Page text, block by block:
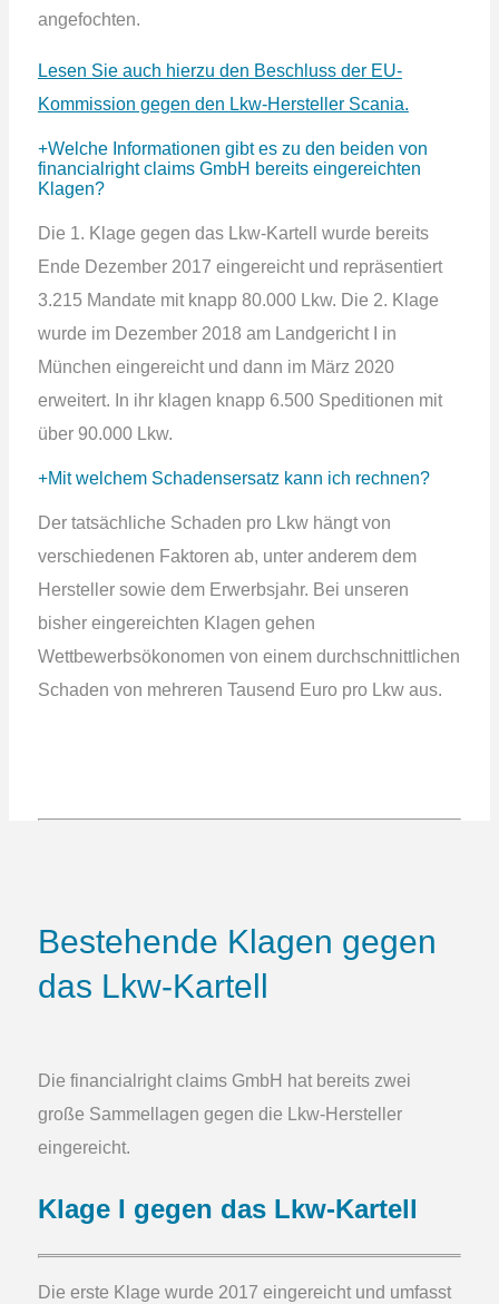
angefochten.
Lesen Sie auch hierzu den Beschluss der EU-
Kommission gegen den Lkw-Hersteller Scania.
Welche Informationen gibt es zu den beiden von
financialright claims GmbH bereits eingereichten
Klagen?
Die 1. Klage gegen das Lkw-Kartell wurde bereits
Ende Dezember 2017 eingereicht und repräsentiert
3.215 Mandate mit knapp 80.000 Lkw. Die 2. Klage
wurde im Dezember 2018 am Landgericht I in
München eingereicht und dann im März 2020
erweitert. In ihr klagen knapp 6.500 Speditionen mit
über 90.000 Lkw.
Mit welchem Schadensersatz kann ich rechnen?
Der tatsächliche Schaden pro Lkw hängt von
verschiedenen Faktoren ab, unter anderem dem
Hersteller sowie dem Erwerbsjahr. Bei unseren
bisher eingereichten Klagen gehen
Wettbewerbsökonomen von einem durchschnittlichen
Schaden von mehreren Tausend Euro pro Lkw aus.
Bestehende Klagen gegen
das Lkw-Kartell
Die financialright claims GmbH hat bereits zwei
große Sammellagen gegen die Lkw-Hersteller
eingereicht.
Klage I gegen das Lkw-Kartell
Die erste Klage wurde 2017 eingereicht und umfasst